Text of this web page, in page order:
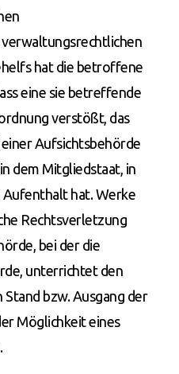
verwaltungsrechtlichen
hat die betroffene
eine sie betreffende
verstößt, das
Aufsichtsbehörde
dem Mitgliedstaat, in
Aufenthalt hat. Werke
Rechtsverletzung
bei der die
unterrichtet den
bzw. Ausgang der
Möglichkeit eines